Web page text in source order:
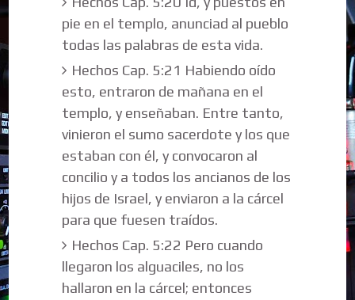
pie en el templo, anunciad al pueblo
todas las palabras de esta vida.
Hechos Cap. 5:21 Habiendo oído
esto, entraron de mañana en el
templo, y enseñaban. Entre tanto,
vinieron el sumo sacerdote y los que
estaban con él, y convocaron al
concilio y a todos los ancianos de los
hijos de Israel, y enviaron a la cárcel
para que fuesen traídos.
Hechos Cap. 5:22 Pero cuando
llegaron los alguaciles, no los
hallaron en la cárcel; entonces